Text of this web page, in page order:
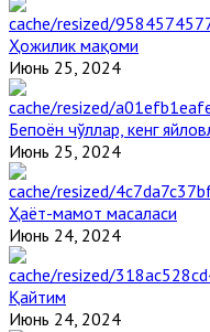
Ҳожилик мақоми
Июнь 25, 2024
Бепоён чўллар, кенг
Июнь 25, 2024
Ҳаёт-мамот масаласи
Июнь 24, 2024
Қайтим
Июнь 24, 2024